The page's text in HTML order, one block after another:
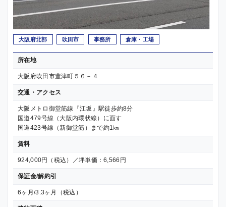
大阪府北部 吹田市 事務所 倉庫・工場
所在地
大阪府吹田市豊津町５６－４
交通・アクセス
大阪メトロ御堂筋線『江坂』駅徒歩約8分
国道479号線（大阪内環状線）に面す
国道423号線（新御堂筋）まで約1㎞
賃料
924,000円（税込）／坪単価：6,566円
保証金/解約引
6ヶ月/3.3ヶ月（税込）